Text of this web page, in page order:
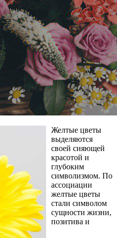
Желтые цветы
выделяются
своей сияющей
красотой и
глубоким
символизмом. По
ассоциации
желтые цветы
стали символом
сущности жизни,
позитива и